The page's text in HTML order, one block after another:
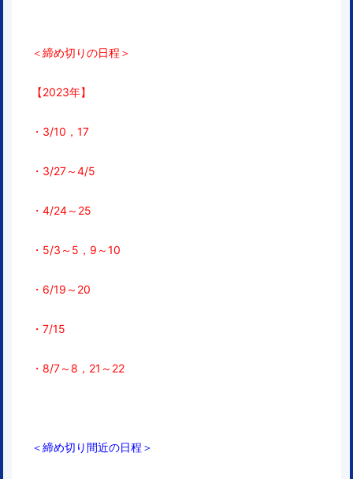
＜締め切りの日程＞
【2023年】
・3/10，17
・3/27～4/5
・4/24～25
・5/3～5，9～10
・6/19～20
・7/15
・8/7～8， 21～22
＜締め切り間近の日程＞